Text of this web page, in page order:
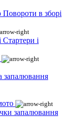
Повороти в зборі
Стартери і
запалювання
запалювання